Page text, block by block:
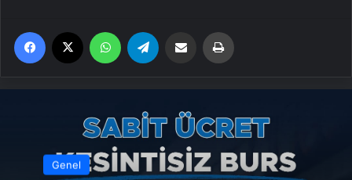
Facebook WhatsApp Email'den paylaş
Genel